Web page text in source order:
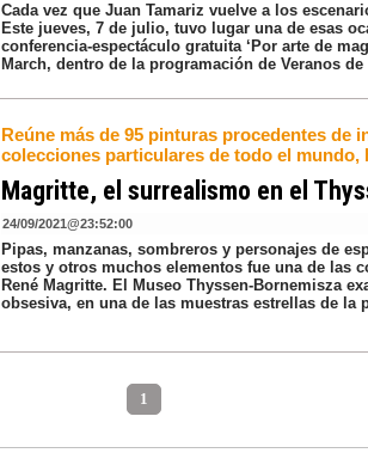
Cada vez que Juan Tamariz vuelve a los
Este jueves, 7 de julio, tuvo lugar una de esas
conferencia-espectáculo gratuita ‘Por arte de
March, dentro de la programación de Veranos
Reúne más de 95 pinturas procedentes de
colecciones particulares de todo el mundo,
Magritte, el surrealismo en el
24/09/2021@23:52:00
Pipas, manzanas, sombreros y personajes de
estos y otros muchos elementos fue una de las
René Magritte. El Museo Thyssen-Bornemisza
obsesiva, en una de las muestras estrellas de la
1